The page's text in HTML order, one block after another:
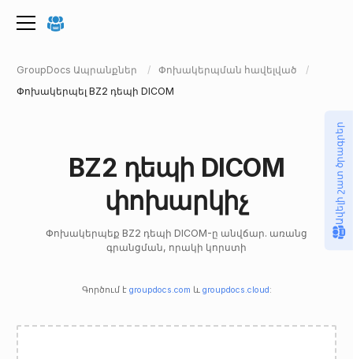
GroupDocs Ապրանքներ
Փոխակերպման հավելված
Փոխակերպել BZ2 դեպի DICOM
BZ2 դեպի DICOM
փոխարկիչ
Փոխակերպեք BZ2 դեպի DICOM-ը անվճար. առանց
գրանցման, որակի կորստի
Գործում է groupdocs.com և groupdocs.cloud :
Ավելի շատ ծրագրեր